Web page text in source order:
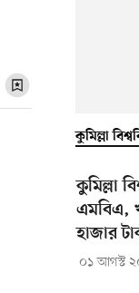
কুমিল্লা
কুমিল্লা
এমবিএ,
হাজার
০১ আগস্ট